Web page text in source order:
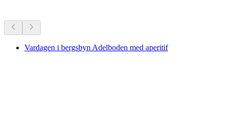
Vardagen i bergsbyn Adelboden med aperitif